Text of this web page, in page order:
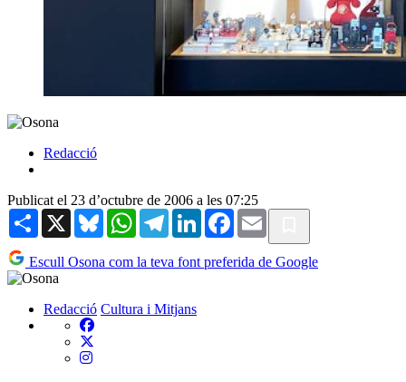
Redacció
Publicat el 23 d’octubre de 2006 a les 07:25
Share X BlueskyWhatsAppTelegramLinkedInFacebook
Email
Escull Osona com la teva font preferida de Google
Redacció Cultura i Mitjans